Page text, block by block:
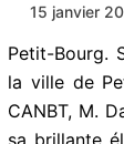
15 janvier
Petit-Bourg.
la ville de
CANBT, M.
sa brillante